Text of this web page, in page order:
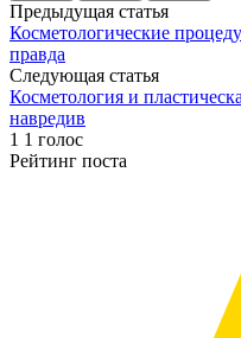
Предыдущая статья
Косметологические
правда
Следующая статья
Косметология и
навредив
1 1 голос
Рейтинг поста